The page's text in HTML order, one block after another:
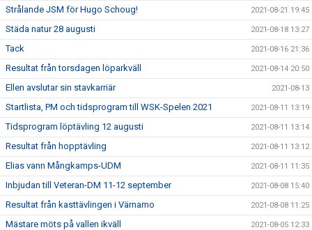
Strålande JSM för Hugo Schoug! 2021-08-21 19:45
Städa natur 28 augusti 2021-08-18 13:27
Tack 2021-08-16 21:36
Resultat från torsdagen löparkväll 2021-08-14 20:50
Ellen avslutar sin stavkarriär 2021-08-13
Startlista, PM och tidsprogram till WSK-Spelen 2021 2021-08-11 13:19
Tidsprogram löptävling 12 augusti 2021-08-11 13:14
Resultat från hopptävling 2021-08-11 13:12
Elias vann Mångkamps-UDM 2021-08-11 11:35
Inbjudan till Veteran-DM 11-12 september 2021-08-08 15:40
Resultat från kasttävlingen i Värnamo 2021-08-08 11:25
Mästare möts på vallen ikväll 2021-08-05 12:33